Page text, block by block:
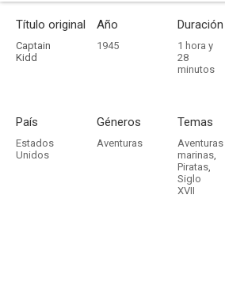
Título original
Captain
Kidd
Año
1945
Duración
1 hora y
28
minutos
País
Estados
Unidos
Géneros
Aventuras
Temas
Aventuras
marinas,
Piratas,
Siglo
XVII